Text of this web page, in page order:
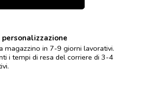
magazzino in 7-9 giorni lavorativi.
i tempi di resa del corriere di 3-4